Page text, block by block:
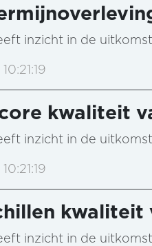
inzicht in de
kwaliteit
inzicht in de
kwaliteit
inzicht in de